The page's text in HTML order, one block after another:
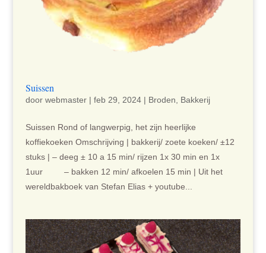
Suissen
door webmaster| feb 29, 2024| Broden Bakkerij
Suissen Rond of langwerpig, het zijn heerlijke
koffiekoeken Omschrijving | bakkerij/ zoete koeken/ ±12
stuks | – deeg ± 10 a 15 min/ rijzen 1x 30 min en 1x
1uur – bakken 12 min/ afkoelen 15 min | Uit het
wereldbakboek van Stefan Elias + youtube...